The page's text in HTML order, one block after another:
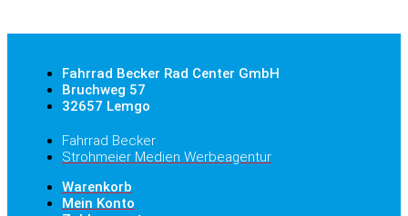
Fahrrad Becker Rad Center GmbH
Bruchweg 57
32657 Lemgo
Fahrrad Becker
Strohmeier Medien Werbeagentur
Warenkorb
Mein Konto